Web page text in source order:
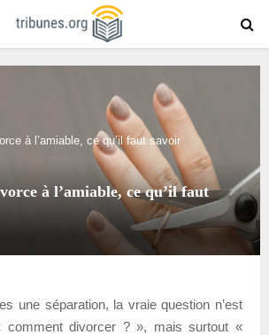
à l’amiable, ce qu’il faut savoir
à l’amiable, ce qu’il faut
une séparation, la vraie question n’est
comment divorcer ? », mais surtout «